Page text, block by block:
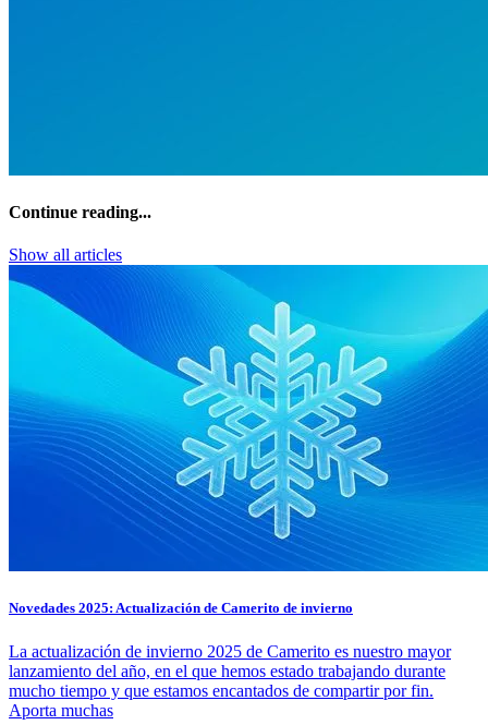
Continue reading...
Show all articles
Novedades 2025: Actualización de Camerito de invierno
La actualización de invierno 2025 de Camerito es nuestro mayor
lanzamiento del año, en el que hemos estado trabajando durante
mucho tiempo y que estamos encantados de compartir por fin.
Aporta muchas